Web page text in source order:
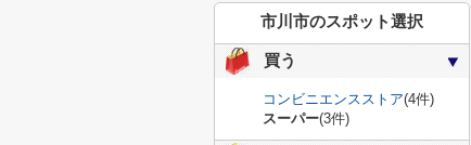
市川市のスポット選択
買う
コンビニエンスストア(4件)
スーパー(3件)